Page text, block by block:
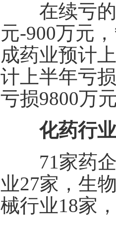
在续亏的
元-900万元
成药业预计
计上半年亏
亏损9800万
化药行
71家药企
业27家，生
械行业18家